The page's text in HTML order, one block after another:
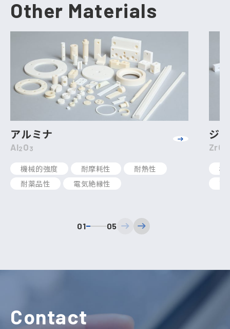
Other Materials
01 05
アルミナ
Al2O3
機械的強度 耐摩耗性
耐熱性
耐薬品性
電気絶縁性
ジ
ZrO
機
Contact